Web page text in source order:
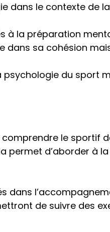
dans le contexte de
à la préparation
dans sa cohésion
du sport
le sportif
d’aborder à la
dans
de suivre des